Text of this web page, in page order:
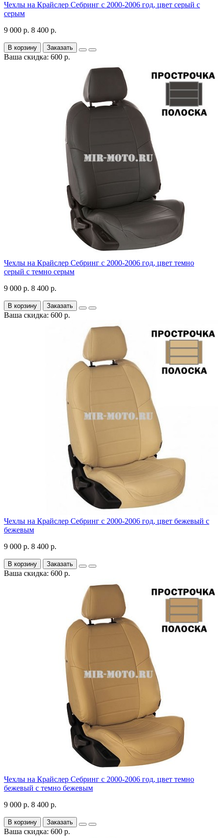
Чехлы на Крайслер Себринг с 2000-2006 год, цвет серый с
серым
9 000 р. 8 400 р.
В корзину Заказать
Ваша скидка: 600 р.
Чехлы на Крайслер Себринг с 2000-2006 год, цвет темно
серый с темно серым
9 000 р. 8 400 р.
В корзину Заказать
Ваша скидка: 600 р.
Чехлы на Крайслер Себринг с 2000-2006 год, цвет бежевый с
бежевым
9 000 р. 8 400 р.
В корзину Заказать
Ваша скидка: 600 р.
Чехлы на Крайслер Себринг с 2000-2006 год, цвет темно
бежевый с темно бежевым
9 000 р. 8 400 р.
В корзину Заказать
Ваша скидка: 600 р.